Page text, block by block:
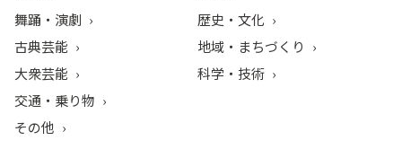
舞踊・演劇
古典芸能
大衆芸能
歴史・文化
地域・まちづくり
科学・技術
交通・乗り物
その他